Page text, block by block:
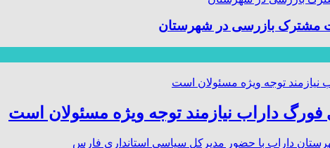
مشترک بازرسی در شهرستان
داراب نیازمند توجه ویژه مسئولان است